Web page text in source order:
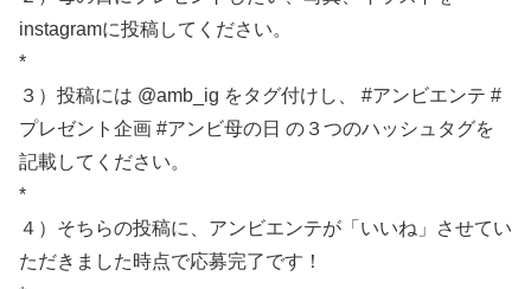
instagramに投稿してください。
*
３）投稿には @amb_ig をタグ付けし、 #アンビエンテ #
プレゼント企画 #アンビ母の日 の３つのハッシュタグを
記載してください。
*
４）そちらの投稿に、アンビエンテが「いいね」させてい
ただきました時点で応募完了です！